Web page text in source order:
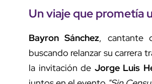
Un viaje que prometía
Bayron Sánchez, cantante
buscando relanzar su carrera
la invitación de Jorge Luis